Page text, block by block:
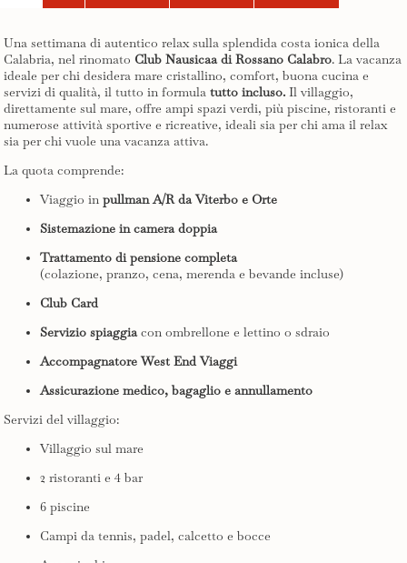
Una settimana di autentico relax sulla splendida costa ionica della
Calabria, nel rinomato Club Nausicaa di Rossano Calabro. La vacanza
ideale per chi desidera mare cristallino, comfort, buona cucina e
servizi di qualità, il tutto in formulatutto incluso.Il villaggio,
direttamente sul mare, offre ampi spazi verdi, più piscine, ristoranti e
numerose attività sportive e ricreative, ideali sia per chi ama il relax
sia per chi vuole una vacanza attiva.
La quota comprende:
Viaggio inpullman A/R da Viterbo e Orte
Sistemazione in camera doppia
Trattamento di pensione completa
(colazione, pranzo, cena, merenda e bevande incluse)
Club Card
Servizio spiaggiacon ombrellone e lettino o sdraio
Accompagnatore West End Viaggi
Assicurazione medico, bagaglio e annullamento
Servizi del villaggio:
Villaggio sul mare
2 ristoranti e 4 bar
6 piscine
Campi da tennis, padel, calcetto e bocce